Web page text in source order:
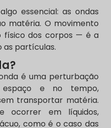
essencial: as ondas
matéria. O movimento
físico dos corpos — é a
as partículas.
é uma perturbação
e no tempo,
transportar matéria.
ocorrer em líquidos,
como é o caso das